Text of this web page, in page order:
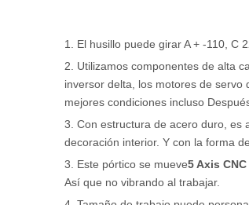
1. El husillo puede girar A + -110, C
2. Utilizamos componentes de alta
inversor delta, los motores de servo
mejores condiciones incluso
3. Con estructura de acero duro, es
decoración interior. Y con la forma
3. Este pórtico se mueve5 Axis
Así que no vibrando al trabajar.